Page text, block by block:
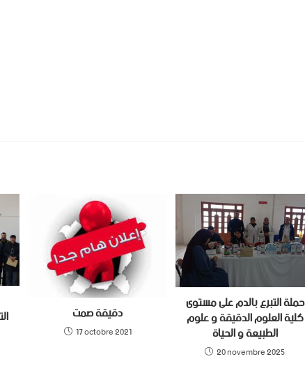
دقيقة صمت
17 octobre 2021
حملة التبرع بالدم على مستوى
كلية العلوم الدقيقة و علوم
الطبيعة و الحياة
20 novembre 2025